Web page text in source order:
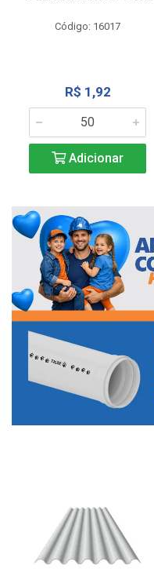
Código: 16017
R$ 1,92
Adicionar